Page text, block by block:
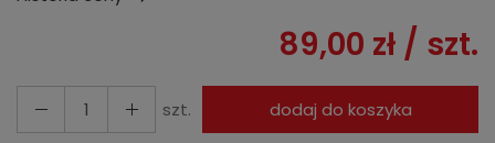
89,00 zł / szt.
szt.
dodaj do koszyka